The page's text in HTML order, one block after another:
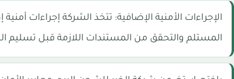
الإجراءات الأمنية الإضافية: تتخذ الشركة إجراءات
المستلم والتحقق من المستندات اللازمة قبل تسليم